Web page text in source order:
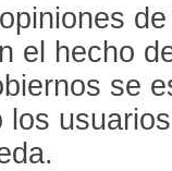
el hecho
se
los